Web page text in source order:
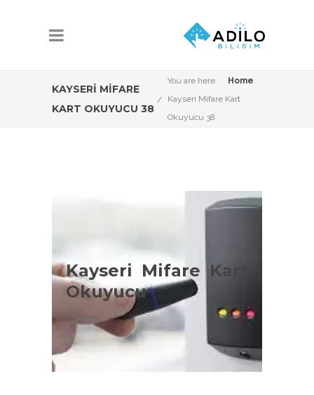
KAYSERI MIFARE
KART OKUYUCU 38
You are here:
Home
Kayseri Mifare Kart
Okuyucu 38
Kayseri Mifare Kart
Okuyucu
Okuyucu Çeşitleri
Kayseri Proxmity kart okuyucu
konusunda Adilo Bilişim olarak
aşağıdaki ürün çeşitleri ile
hizmetinizdeyiz.